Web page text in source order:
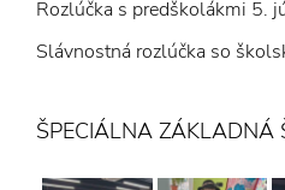
Rozlúčka s predškolákmi 5.
Slávnostná rozlúčka so
ŠPECIÁLNA ZÁKLADNÁ